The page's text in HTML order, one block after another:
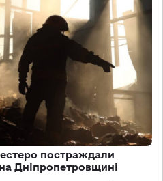
постраждали
Дніпропетровщині